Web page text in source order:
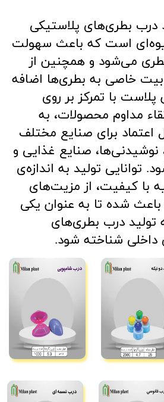
درب بطری‌های پلاستیکی
است که باعث سهولت
می‌شود و همچنین از
خاصی به بطری‌ها اضافه
با تمرکز بر روی
مداوم محصولات، به
اعتماد برای صنایع مختلف
نوشیدنی‌ها، صنایع غذایی و
توانایی تولید به اندازه‌ی
با کیفیت، از مزیت‌های
شده تا به عنوان یکی
تولید درب بطری‌های
داخلی شناخته شود.​​​​​​​